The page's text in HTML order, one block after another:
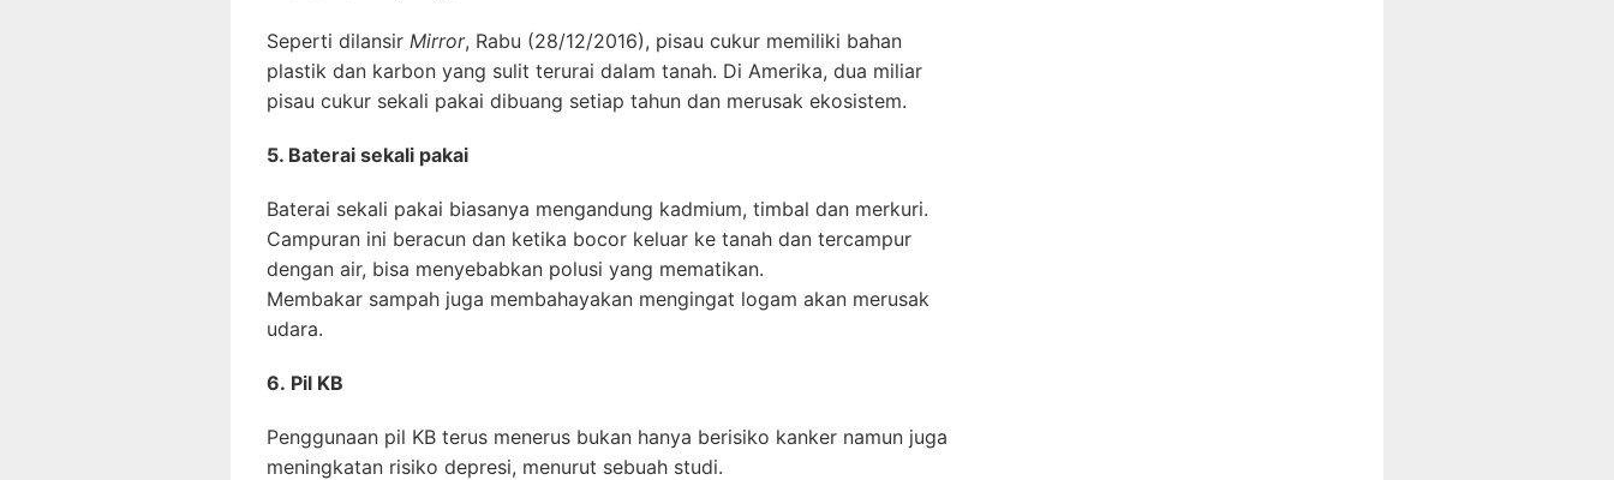
Seperti dilansir Mirror, Rabu (28/12/2016), pisau cukur memiliki bahan
plastik dan karbon yang sulit terurai dalam tanah. Di Amerika, dua miliar
pisau cukur sekali pakai dibuang setiap tahun dan merusak ekosistem.
5. Baterai sekali pakai
Baterai sekali pakai biasanya mengandung kadmium, timbal dan merkuri.
Campuran ini beracun dan ketika bocor keluar ke tanah dan tercampur
dengan air, bisa menyebabkan polusi yang mematikan.
Membakar sampah juga membahayakan mengingat logam akan merusak
udara.
6. Pil KB
Penggunaan pil KB terus menerus bukan hanya berisiko kanker namun juga
meningkatan risiko depresi, menurut sebuah studi.